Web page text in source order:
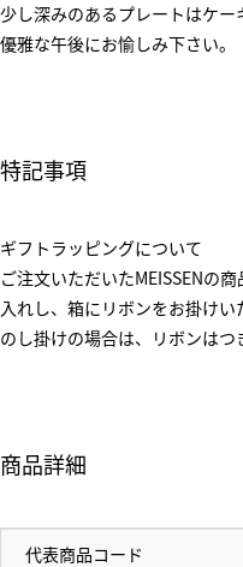
少し深みのあるプレートはケー
優雅な午後にお愉しみ下さい。
特記事項
ギフトラッピングについて
ご注文いただいたMEISSENの
入れし、箱にリボンをお掛けい
のし掛けの場合は、リボンはつ
商品詳細
代表商品コード